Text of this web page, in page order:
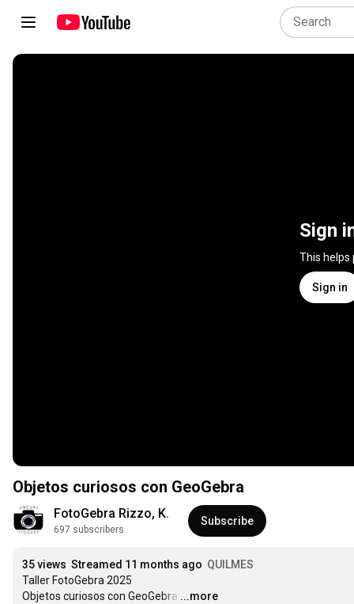
Sign
This
Sign in
Objetos curiosos con GeoGebra
FotoGebra Rizzo, K.
697 subscribers
Subscribe
35 views Streamed 11 months ago QUILMES
Taller FotoGebra 2025
Objetos curiosos con GeoGebra …
...more